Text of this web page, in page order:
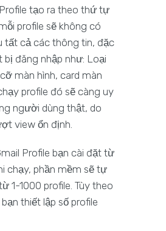
tạo ra theo thứ tự
profile sẽ không có
tất cả các thông tin, đặc
bị đăng nhập như: Loại
màn hình, card màn
profile đó sẽ càng uy
người dùng thật, do
view ổn định.
Profile bạn cài đặt từ
chạy, phần mềm sẽ tự
1-1000 profile. Tùy theo
thiết lập số profile